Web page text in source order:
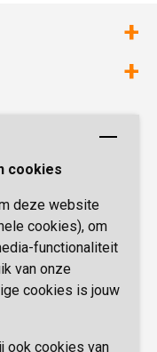
cookies
deze website
cookies), om
functionaliteit
van onze
cookies is jouw
ook cookies van
en